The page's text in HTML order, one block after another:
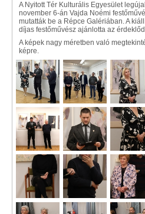
A Nyitott Tér Kulturális Egyesület
november 6-án Vajda Noémi
mutatták be a Répce Galériában. A
díjas festőművész ajánlotta az
A képek nagy méretben való
képre.